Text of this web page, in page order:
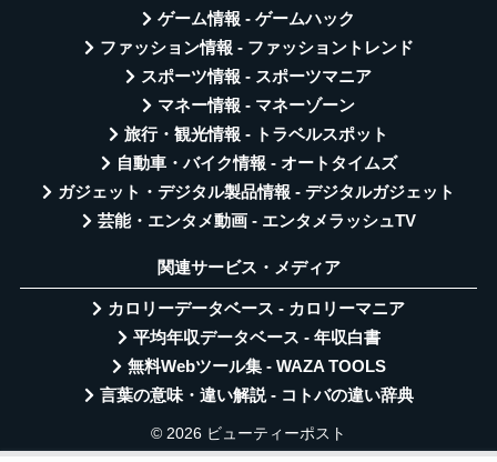
ゲーム情報 - ゲームハック
ファッション情報 - ファッショントレンド
スポーツ情報 - スポーツマニア
マネー情報 - マネーゾーン
旅行・観光情報 - トラベルスポット
自動車・バイク情報 - オートタイムズ
ガジェット・デジタル製品情報 - デジタルガジェット
芸能・エンタメ動画 - エンタメラッシュTV
関連サービス・メディア
カロリーデータベース - カロリーマニア
平均年収データベース - 年収白書
無料Webツール集 - WAZA TOOLS
言葉の意味・違い解説 - コトバの違い辞典
© 2026 ビューティーポスト